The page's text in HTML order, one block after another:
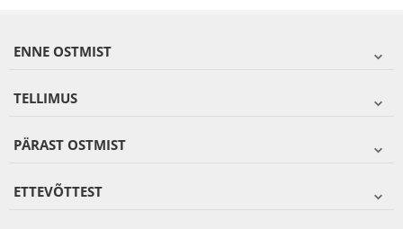
ENNE OSTMIST
TELLIMUS
PÄRAST OSTMIST
ETTEVÕTTEST